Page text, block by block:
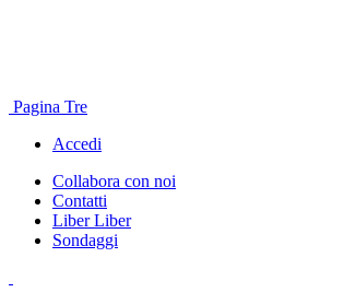
Pagina Tre
Accedi
Collabora con noi
Contatti
Liber Liber
Sondaggi